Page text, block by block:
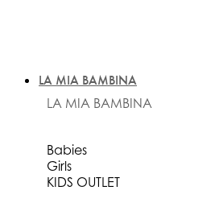
LA MIA BAMBINA
LA MIA BAMBINA
Babies
Girls
KIDS OUTLET